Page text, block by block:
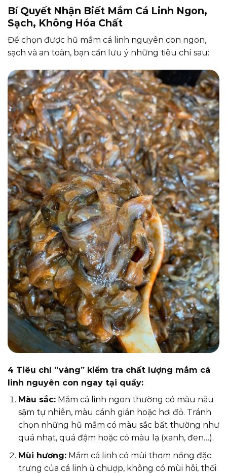
Bí Quyết Nhận Biết Mắm Cá Linh Ngon,
Sạch, Không Hóa Chất
Để chọn được hũ mắm cá linh nguyên con ngon,
sạch và an toàn, bạn cần lưu ý những tiêu chí sau:
4 Tiêu chí “vàng” kiểm tra chất lượng mắm cá
linh nguyên con ngay tại quầy:
Màu sắc:Mắm cá linh ngon thường có màu nâu
sậm tự nhiên, màu cánh gián hoặc hơi đỏ. Tránh
chọn những hũ mắm có màu sắc bất thường như
quá nhạt, quá đậm hoặc có màu lạ (xanh, đen…).
Mùi hương:Mắm cá linh có mùi thơm nồng đặc
trưng của cá linh ủ chượp, không có mùi hôi, thối